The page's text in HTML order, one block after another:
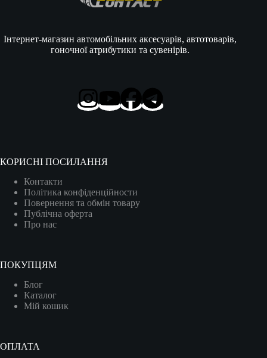
Інтернет-магазин автомобільних аксесуарів, автотоварів,
гоночної атрибутики та сувенірів.
КОРИСНІ ПОСИЛАННЯ
Контакти
Політика конфіденційности
Повернення та обмін товару
Публічна оферта
Про нас
ПОКУПЦЯМ
Блог
Каталог
Мій кошик
ОПЛАТА